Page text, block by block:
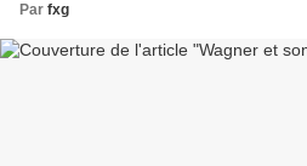
Par fxg